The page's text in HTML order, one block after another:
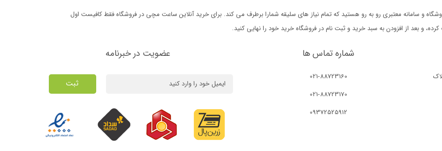
و سامانه معتبری رو به رو هستید که تمام نیاز های سلیقه شمارا برطرف می کند. برای خرید آنلاین ساعت مچی در فروشگاه فقط کافیست اول
و بعد از افزودن به سبد خرید و ثبت نام در فروشگاه خرید خود را نهایی کنید.
شماره تماس ها
021-88723160
021-88723170
09372525912
عضویت در خبرنامه
ثبت